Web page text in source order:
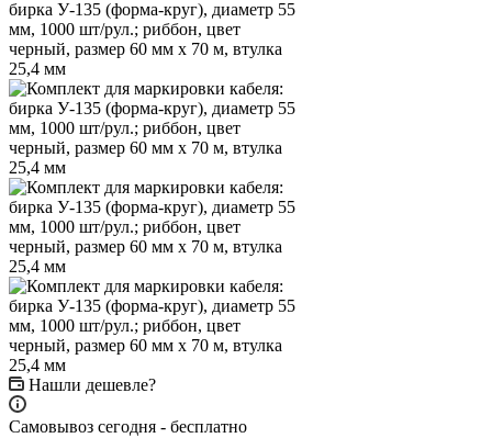
Нашли дешевле?
Самовывоз сегодня - бесплатно